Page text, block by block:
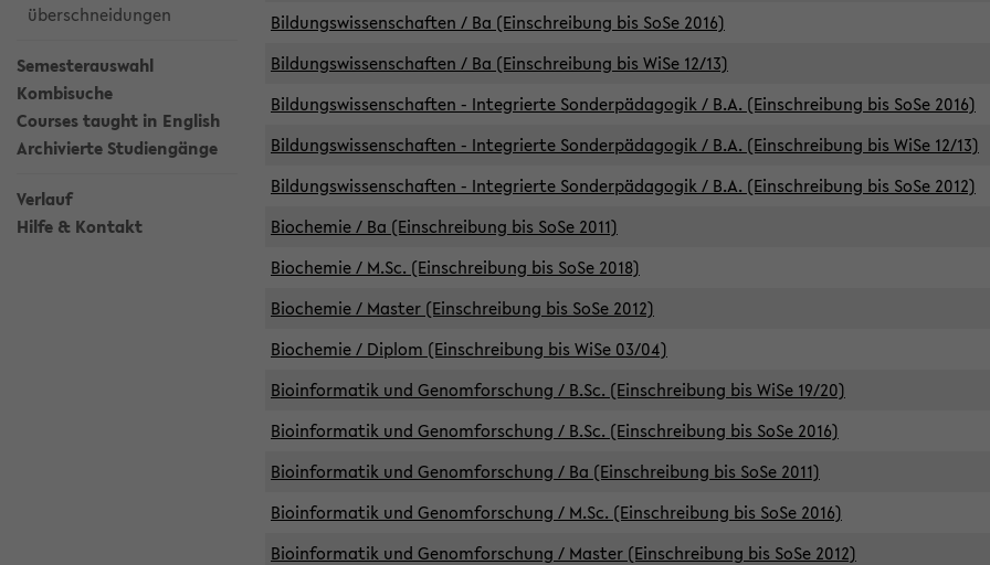
überschneidungen
Semesterauswahl
Kombisuche
Courses taught in English
Archivierte Studiengänge
Verlauf
Hilfe & Kontakt
Bildungswissenschaften / Ba (Einschreibung bis SoSe 2016)
Bildungswissenschaften / Ba (Einschreibung bis WiSe 12/13)
Bildungswissenschaften - Integrierte Sonderpädagogik / B.A. (Einschreibung bis SoSe 2016)
Bildungswissenschaften - Integrierte Sonderpädagogik / B.A. (Einschreibung bis WiSe 12/13)
Bildungswissenschaften - Integrierte Sonderpädagogik / B.A. (Einschreibung bis SoSe 2012)
Biochemie / Ba (Einschreibung bis SoSe 2011)
Biochemie / M.Sc. (Einschreibung bis SoSe 2018)
Biochemie / Master (Einschreibung bis SoSe 2012)
Biochemie / Diplom (Einschreibung bis WiSe 03/04)
Bioinformatik und Genomforschung / B.Sc. (Einschreibung bis WiSe 19/20)
Bioinformatik und Genomforschung / B.Sc. (Einschreibung bis SoSe 2016)
Bioinformatik und Genomforschung / Ba (Einschreibung bis SoSe 2011)
Bioinformatik und Genomforschung / M.Sc. (Einschreibung bis SoSe 2016)
Bioinformatik und Genomforschung / Master (Einschreibung bis SoSe 2012)